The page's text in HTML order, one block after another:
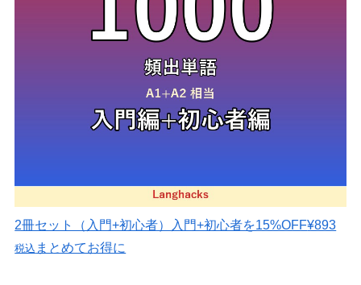
2冊セット（入門+初心者） 入門+初心者を15%OFF¥893
税込 まとめてお得に